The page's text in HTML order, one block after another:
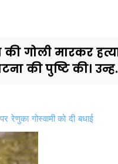
गोली मारकर
की पुष्टि की।
गोस्वामी को दी बधाई